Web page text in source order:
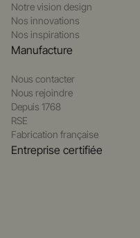
Notre vision design
Nos innovations
Nos inspirations
Manufacture
Nous contacter
Nous rejoindre
Depuis 1768
RSE
Fabrication française
Entreprise certifiée